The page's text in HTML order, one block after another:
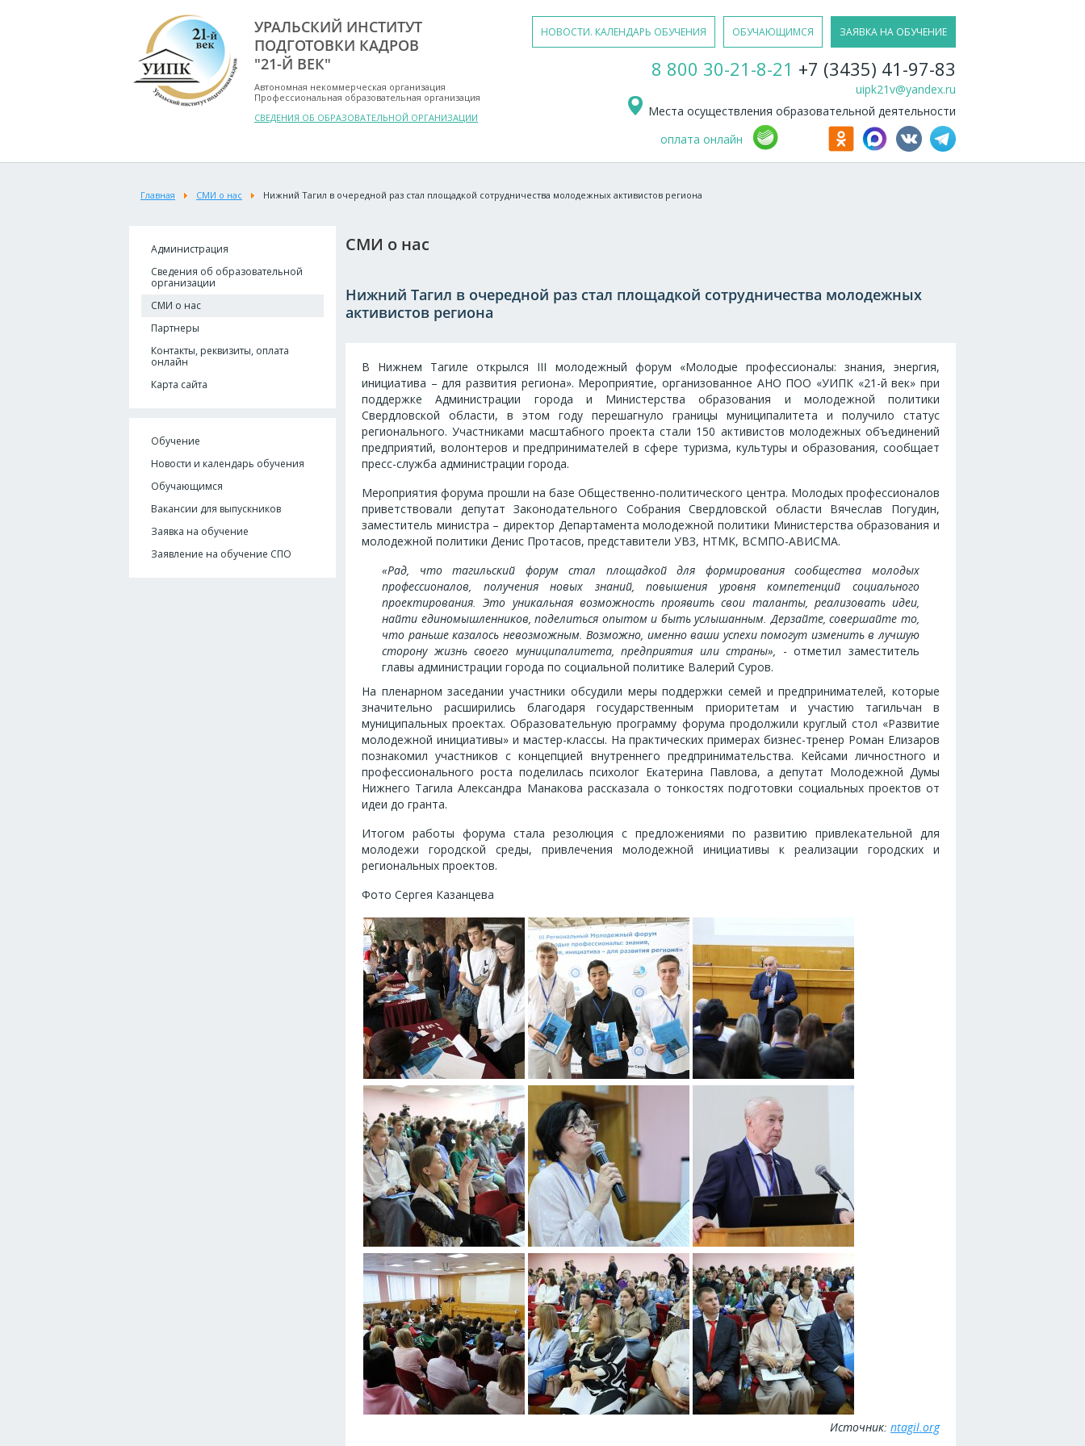
УРАЛЬСКИЙ ИНСТИТУТ
ПОДГОТОВКИ КАДРОВ
"21-Й ВЕК"
Автономная некоммерческая организация
Профессиональная образовательная организация
СВЕДЕНИЯ ОБ ОБРАЗОВАТЕЛЬНОЙ ОРГАНИЗАЦИИ
ЗАЯВКА НА ОБУЧЕНИЕ
ОБУЧАЮЩИМСЯ
НОВОСТИ. КАЛЕНДАРЬ ОБУЧЕНИЯ
8 800 30-21-8-21 +7 (3435) 41-97-83
uipk21v@yandex.ru
Места осуществления образовательной деятельности
оплата онлайн
Главная СМИ о нас Нижний Тагил в очередной раз стал площадкой сотрудничества молодежных активистов региона
Администрация
Сведения об образовательной
организации
СМИ о нас
Партнеры
Контакты, реквизиты, оплата
онлайн
Карта сайта
Обучение
Новости и календарь обучения
Обучающимся
Вакансии для выпускников
Заявка на обучение
Заявление на обучение СПО
СМИ о нас
Нижний Тагил в очередной раз стал площадкой сотрудничества молодежных
активистов региона
В Нижнем Тагиле открылся III молодежный форум «Молодые профессионалы: знания, энергия,
инициатива – для развития региона». Мероприятие, организованное АНО ПОО «УИПК «21-й век» при
поддержке Администрации города и Министерства образования и молодежной политики
Свердловской области, в этом году перешагнуло границы муниципалитета и получило статус
регионального. Участниками масштабного проекта стали 150 активистов молодежных объединений
предприятий, волонтеров и предпринимателей в сфере туризма, культуры и образования, сообщает
пресс-служба администрации города.
Мероприятия форума прошли на базе Общественно-политического центра. Молодых профессионалов
приветствовали депутат Законодательного Собрания Свердловской области Вячеслав Погудин,
заместитель министра – директор Департамента молодежной политики Министерства образования и
молодежной политики Денис Протасов, представители УВЗ, НТМК, ВСМПО-АВИСМА.
«Рад, что тагильский форум стал площадкой для формирования сообщества молодых
профессионалов, получения новых знаний, повышения уровня компетенций социального
проектирования. Это уникальная возможность проявить свои таланты, реализовать идеи,
найти единомышленников, поделиться опытом и быть услышанным. Дерзайте, совершайте то,
что раньше казалось невозможным. Возможно, именно ваши успехи помогут изменить в лучшую
сторону жизнь своего муниципалитета, предприятия или страны», - отметил заместитель
главы администрации города по социальной политике Валерий Суров.
На пленарном заседании участники обсудили меры поддержки семей и предпринимателей, которые
значительно расширились благодаря государственным приоритетам и участию тагильчан в
муниципальных проектах. Образовательную программу форума продолжили круглый стол «Развитие
молодежной инициативы» и мастер-классы. На практических примерах бизнес-тренер Роман Елизаров
познакомил участников с концепцией внутреннего предпринимательства. Кейсами личностного и
профессионального роста поделилась психолог Екатерина Павлова, а депутат Молодежной Думы
Нижнего Тагила Александра Манакова рассказала о тонкостях подготовки социальных проектов от
идеи до гранта.
Итогом работы форума стала резолюция с предложениями по развитию привлекательной для
молодежи городской среды, привлечения молодежной инициативы к реализации городских и
региональных проектов.
Фото Сергея Казанцева
Источник: ntagil.org